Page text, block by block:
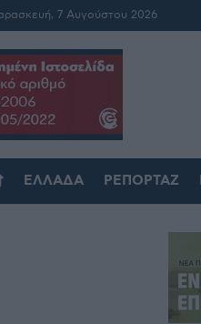
7 Αυγούστου 2026
ΕΛΛΆΔΑ ΡΕΠΟΡΤΆΖ